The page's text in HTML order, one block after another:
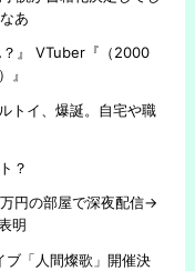
あ
』 VTuber『（2000
』
トイ、爆誕。自宅や職
？
円の部屋で深夜配信→
明
ブ「人間燦歌」開催決